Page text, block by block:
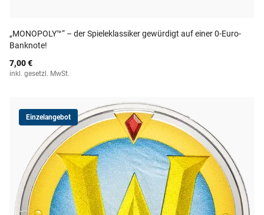
„MONOPOLY™“ – der Spieleklassiker gewürdigt auf einer 0-Euro-
Banknote!
7,00 €
inkl. gesetzl. MwSt.
Einzelangebot